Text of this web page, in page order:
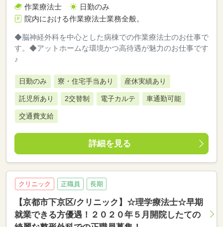
作業療法士
日勤のみ
院内における作業療法士業務全般。
◆脳神経外科を中心とした病棟での作業療法士のお仕事で
す。◆アットホームな環境かつ高待遇が魅力のお仕事です
♪
日勤のみ 寮・住宅手当あり 産休実績あり
託児所あり 2交替制 電子カルテ 車通勤可能
交通費支給
詳細を見る
クリニック 正職員 長期
【京都市下京区/クリニック】☆理学療法士☆早期
就業できる方優遇！２０２０年５月開院したての